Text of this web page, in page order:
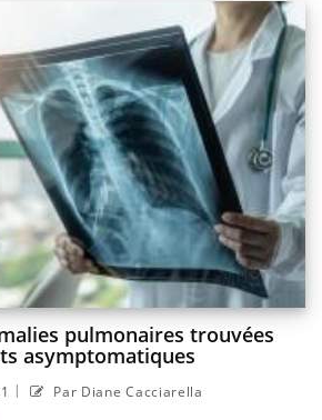
pulmonaires trouvées
asymptomatiques
| Par Diane Cacciarella